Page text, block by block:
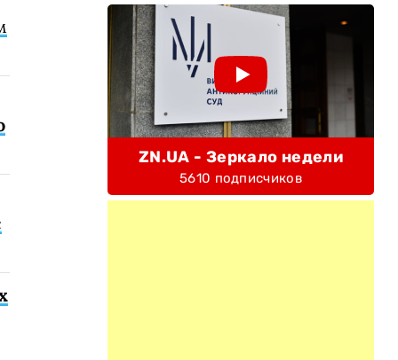
ZN.UA - Зеркало недели
5610 подписчиков